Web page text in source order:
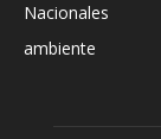
Nacionales
ambiente